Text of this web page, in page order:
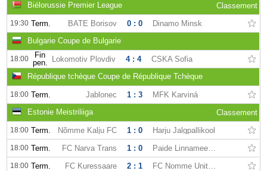
Biélorussie Premier League
Classement
19:30 Term. BATE Borisov 0 : 0
Dinamo Minsk
Bulgarie Coupe de Bulgarie
18:00
Fin
pen.
Lokomotiv Plovdiv 4 : 4
CSKA Sofia
République tchèque Coupe de République Tchèque
18:00 Term. Jablonec 1 : 3
MFK Karviná
Estonie Meistriliiga
Classement
18:00 Term. Nõmme Kalju FC 1 : 0 Harju Jalgpallikool
18:00 Term. FC Narva Trans 1 : 0 Paide Linnameeskond
18:00 Term. FC Kuressaare 2 : 1
FC Nomme Unitedd